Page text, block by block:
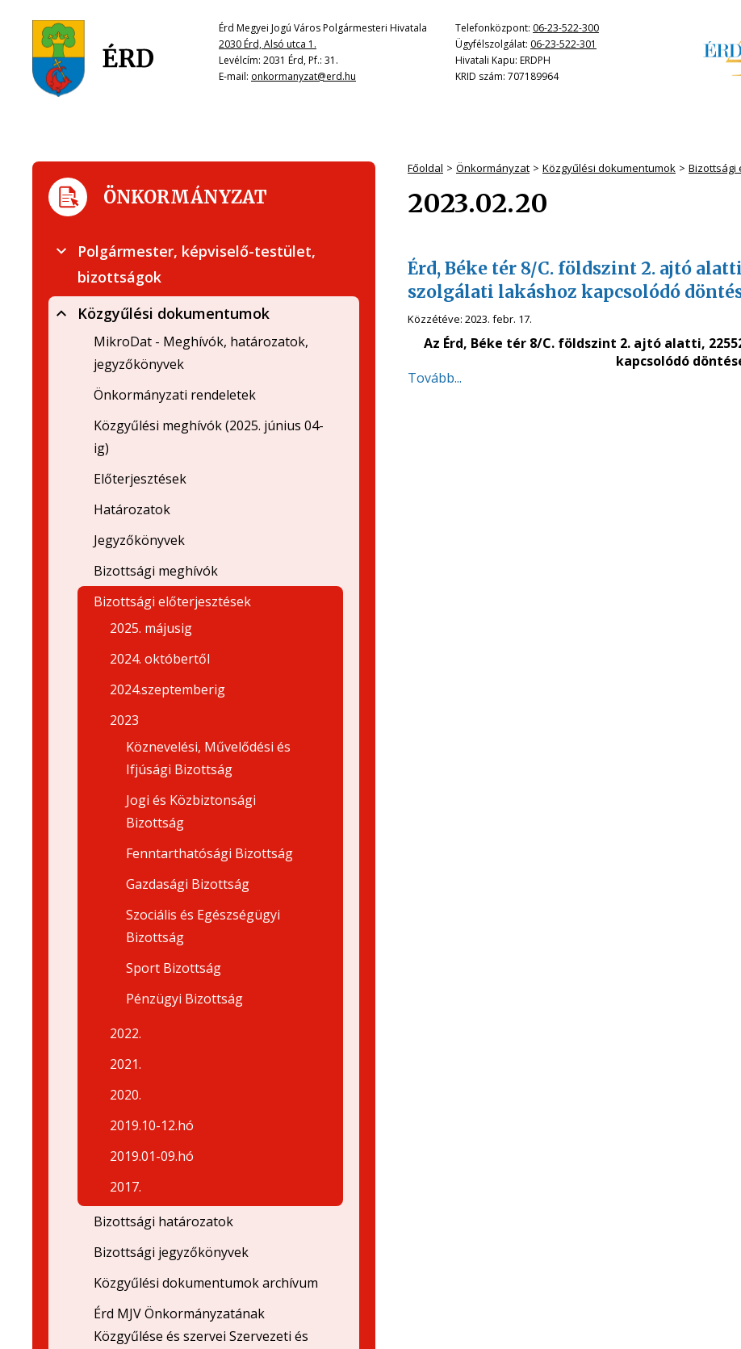
Érd Megyei Jogú Város Polgármesteri Hivatala
2030 Érd, Alsó utca 1.
Levélcím: 2031 Érd, Pf.: 31.
E-mail: onkormanyzat@erd.hu
Telefonközpont: 06-23-522-300
Ügyfélszolgálat: 06-23-522-301
Hivatali Kapu: ERDPH
KRID szám: 707189964
Főoldal Önkormányzat Közgyűlési dokumentumok Bizottsági
2023.02.20
Érd, Béke tér 8/C. földszint 2. ajtó
szolgálati lakáshoz kapcsolódó
Közzétéve: 2023. febr. 17.
Az Érd, Béke tér 8/C. földszint 2. ajtó alatti,
kapcsolódó
Tovább...
ÖNKORMÁNYZAT
Polgármester, képviselő-testület,
bizottságok
Közgyűlési dokumentumok
MikroDat - Meghívók, határozatok,
jegyzőkönyvek
Önkormányzati rendeletek
Közgyűlési meghívók (2025. június 04-
ig)
Előterjesztések
Határozatok
Jegyzőkönyvek
Bizottsági meghívók
Bizottsági előterjesztések
2025. májusig
2024. októbertől
2024.szeptemberig
2023
Köznevelési, Művelődési és
Ifjúsági Bizottság
Jogi és Közbiztonsági
Bizottság
Fenntarthatósági Bizottság
Gazdasági Bizottság
Szociális és Egészségügyi
Bizottság
Sport Bizottság
Pénzügyi Bizottság
2022.
2021.
2020.
2019.10-12.hó
2019.01-09.hó
2017.
Bizottsági határozatok
Bizottsági jegyzőkönyvek
Közgyűlési dokumentumok archívum
Érd MJV Önkormányzatának
Közgyűlése és szervei Szervezeti és